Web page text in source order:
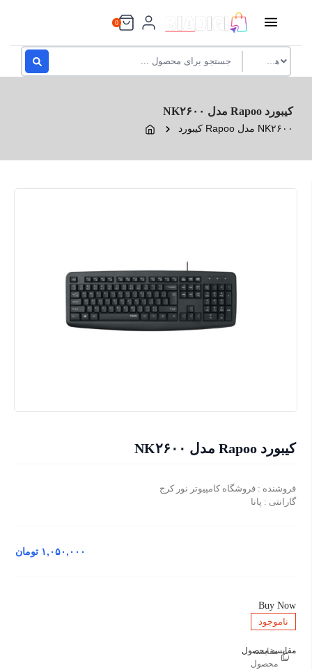
0
کیبورد Rapoo مدل NK۲۶۰۰
کیبورد Rapoo مدل NK۲۶۰۰
کیبورد Rapoo مدل NK۲۶۰۰
فروشنده : فروشگاه کامپیوتر نور کرج
گارانتی : پانا
۱,۰۵۰,۰۰۰ تومان
Buy Now
ناموجود
مقایسه محصول
مقایسه
محصول